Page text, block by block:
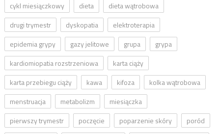
cykl miesiączkowy
dieta
dieta wątrobowa
drugi trymestr
dyskopatia
elektroterapia
epidemia grypy
gazy jelitowe grupa
grypa
kardiomiopatia rozstrzeniowa
karta ciąży
karta przebiegu ciąży
kawa kifoza
kolka wątrobowa
menstruacja
metabolizm
miesiączka
pierwszy trymestr
poczęcie poparzenie skóry
poród